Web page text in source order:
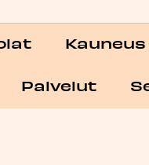
Palvelut